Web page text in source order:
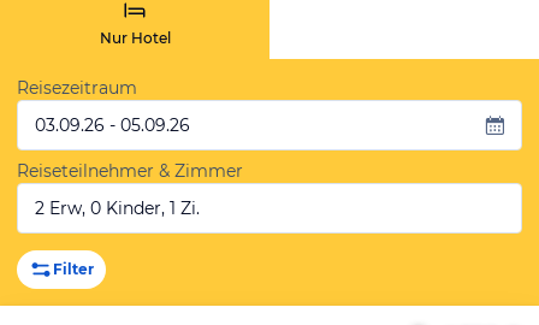
Nur Hotel
Reisezeitraum
03.09.26 - 05.09.26
Reiseteilnehmer & Zimmer
2 Erw, 0 Kinder, 1 Zi.
Filter